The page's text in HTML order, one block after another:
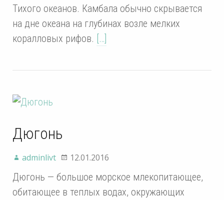
Тихого океанов. Камбала обычно скрывается
на дне океана на глубинах возле мелких
коралловых рифов. […]
Дюгонь
adminlivt 12.01.2016
Дюгонь — большое морское млекопитающее,
обитающее в теплых водах, окружающих